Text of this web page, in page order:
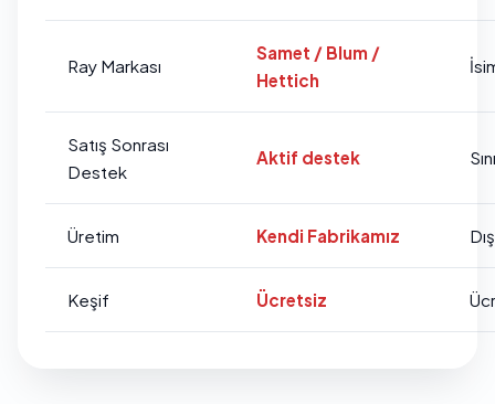
Ray Markası
Samet / Blum /
Hettich
Satış Sonrası
Destek
Aktif destek
Üretim Kendi Fabrikamız
Keşif Ücretsiz